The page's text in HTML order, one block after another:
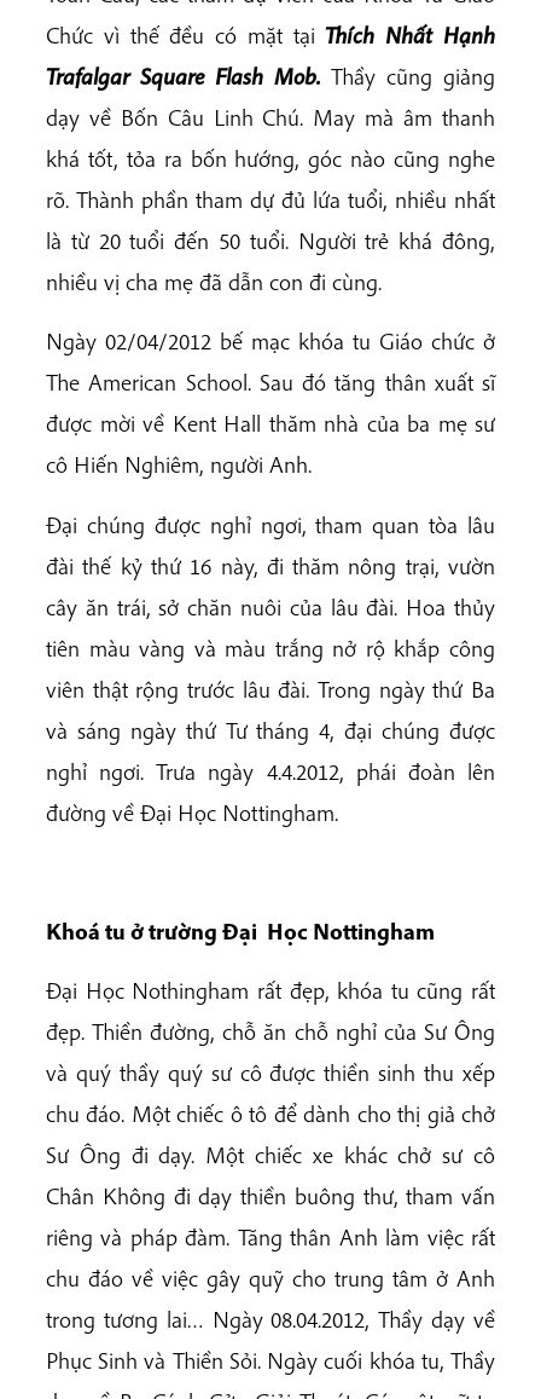
Chức vì thế đều có mặt tạiThích Nhất Hạnh
Trafalgar Square Flash Mob. Thầy cũng giảng
dạy về Bốn Câu Linh Chú. May mà âm thanh
khá tốt, tỏa ra bốn hướng, góc nào cũng nghe
rõ. Thành phần tham dự đủ lứa tuổi, nhiều nhất
là từ 20 tuổi đến 50 tuổi. Người trẻ khá đông,
nhiều vị cha mẹ đã dẫn con đi cùng.
Ngày 02/04/2012 bế mạc khóa tu Giáo chức ở
The American School. Sau đó tăng thân xuất sĩ
được mời về Kent Hall thăm nhà của ba mẹ sư
cô Hiến Nghiêm, người Anh.
Đại chúng được nghỉ ngơi, tham quan tòa lâu
đài thế kỷ thứ 16 này, đi thăm nông trại, vườn
cây ăn trái, sở chăn nuôi của lâu đài. Hoa thủy
tiên màu vàng và màu trắng nở rộ khắp công
viên thật rộng trước lâu đài. Trong ngày thứ Ba
và sáng ngày thứ Tư tháng 4, đại chúng được
nghỉ ngơi. Trưa ngày 4.4.2012, phái đoàn lên
đường về Đại Học Nottingham.
Khoá tu ở trường Đại Học Nottingham
Đại Học Nothingham rất đẹp, khóa tu cũng rất
đẹp. Thiền đường, chỗ ăn chỗ nghỉ của Sư Ông
và quý thầy quý sư cô được thiền sinh thu xếp
chu đáo. Một chiếc ô tô để dành cho thị giả chở
Sư Ông đi dạy. Một chiếc xe khác chở sư cô
Chân Không đi dạy thiền buông thư, tham vấn
riêng và pháp đàm. Tăng thân Anh làm việc rất
chu đáo về việc gây quỹ cho trung tâm ở Anh
trong tương lai… Ngày 08.04.2012, Thầy dạy về
Phục Sinh và Thiền Sỏi. Ngày cuối khóa tu, Thầy